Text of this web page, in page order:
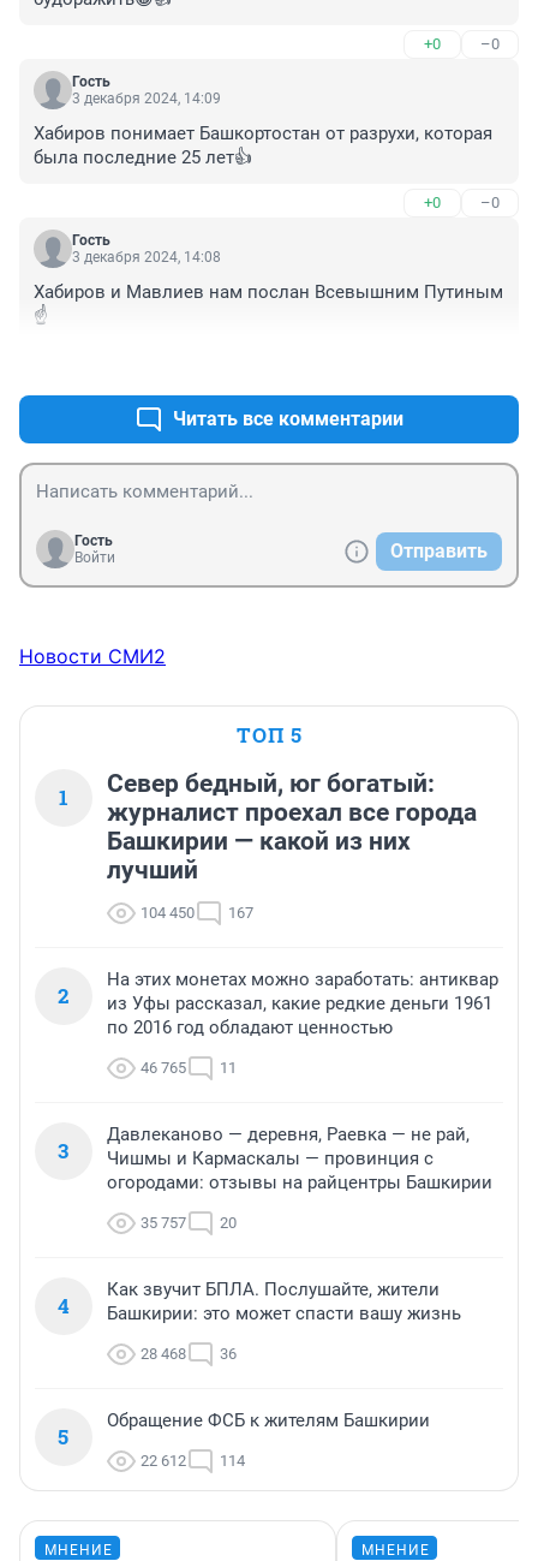
+0 –0
Гость
3 декабря 2024, 14:09
Хабиров понимает Башкортостан от разрухи, которая
была последние 25 лет👍
+0 –0
Гость
3 декабря 2024, 14:08
Хабиров и Мавлиев нам послан Всевышним Путиным
☝️
Читать все комментарии
Гость
Войти
Отправить
Новости СМИ2
ТОП 5
1
Север бедный, юг богатый:
журналист проехал все города
Башкирии — какой из них
лучший
104 450 167
2
На этих монетах можно заработать: антиквар
из Уфы рассказал, какие редкие деньги 1961
по 2016 год обладают ценностью
46 765 11
3
Давлеканово — деревня, Раевка — не рай,
Чишмы и Кармаскалы — провинция с
огородами: отзывы на райцентры Башкирии
35 757 20
4
Как звучит БПЛА. Послушайте, жители
Башкирии: это может спасти вашу жизнь
28 468 36
5
Обращение ФСБ к жителям Башкирии
22 612 114
МНЕНИЕ МНЕНИЕ